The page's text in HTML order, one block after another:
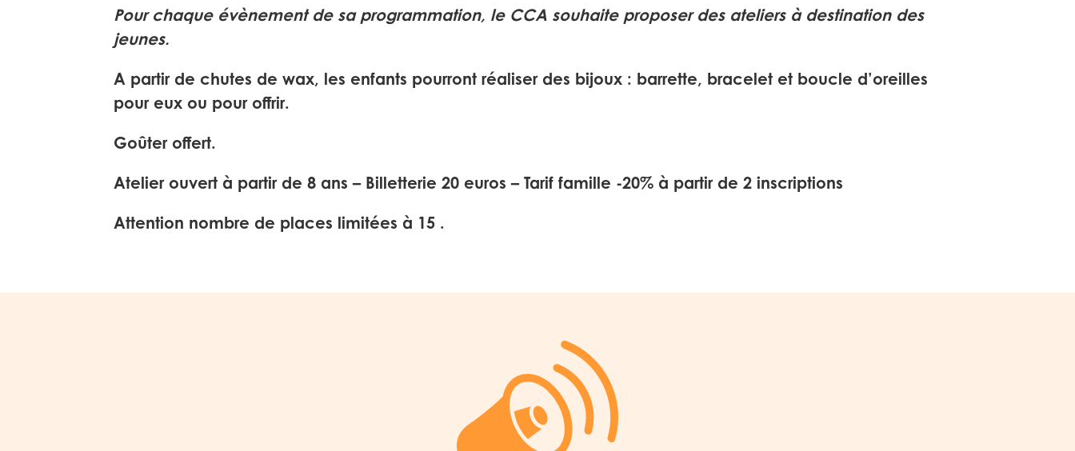
Pour chaque évènement de sa programmation, le CCA souhaite proposer des ateliers à destination des
jeunes.
A partir de chutes de wax, les enfants pourront réaliser des bijoux : barrette, bracelet et boucle d’oreilles
pour eux ou pour offrir.
Goûter offert.
Atelier ouvert à partir de 8 ans – Billetterie 20 euros – Tarif famille -20% à partir de 2 inscriptions
Attention nombre de places limitées à 15 .